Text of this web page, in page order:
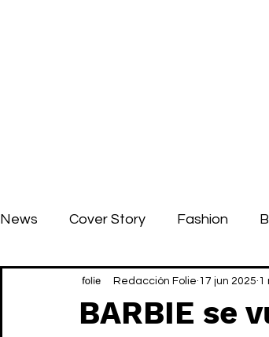
News Cover Story Fashion
BARBIE se
Redacción Folie 17 jun 2025 1